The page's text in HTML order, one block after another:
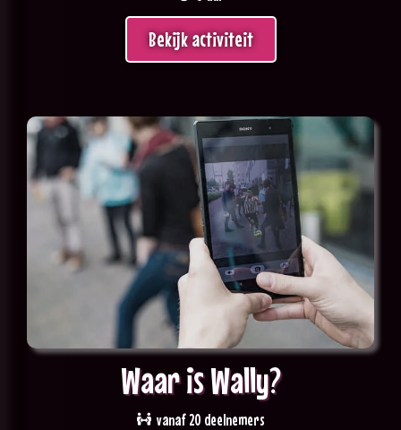
Bekijk activiteit
Waar is Wally?
vanaf 20 deelnemers